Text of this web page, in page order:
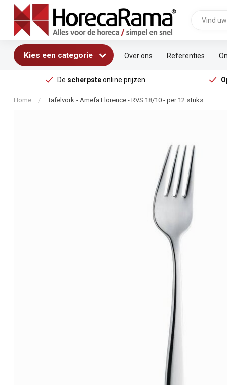
Kies een categorie Over ons Referenties
De scherpsteonline prijzen
Home / Tafelvork - Amefa Florence - RVS 18/10 - per 12 stuks